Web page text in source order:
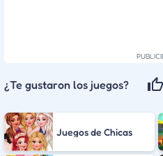
¿Te gustaron los juegos?
Juegos de Chicas